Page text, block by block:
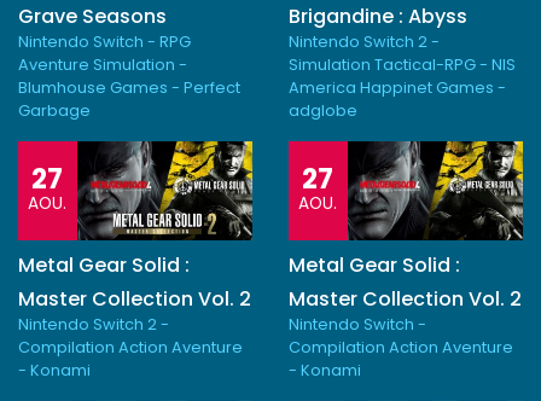
Grave Seasons
Nintendo Switch - RPG
Aventure Simulation -
Blumhouse Games - Perfect
Garbage
Brigandine : Abyss
Nintendo Switch 2 -
Simulation Tactical-RPG - NIS
America Happinet Games -
adglobe
27
AOU.
Metal Gear Solid :
Master Collection Vol. 2
Nintendo Switch 2 -
Compilation Action Aventure
- Konami
27
AOU.
Metal Gear Solid :
Master Collection Vol. 2
Nintendo Switch -
Compilation Action Aventure
- Konami